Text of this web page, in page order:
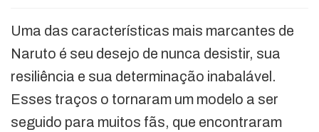
Uma das características mais marcantes de
Naruto é seu desejo de nunca desistir, sua
resiliência e sua determinação inabalável.
Esses traços o tornaram um modelo a ser
seguido para muitos fãs, que encontraram